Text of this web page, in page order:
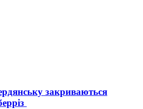
закриваються